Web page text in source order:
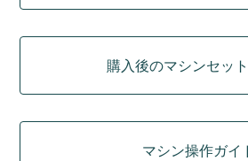
購入後のマシンセッ
マシン操作ガイ